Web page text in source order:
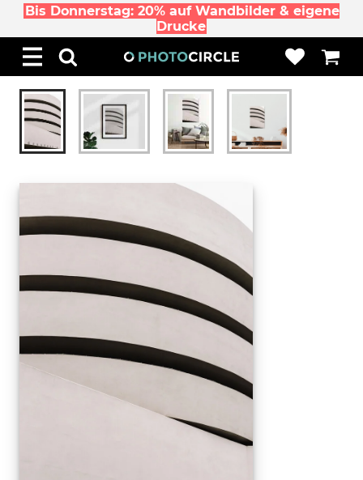
Bis Donnerstag: 20% auf Wandbilder & eigene
Drucke